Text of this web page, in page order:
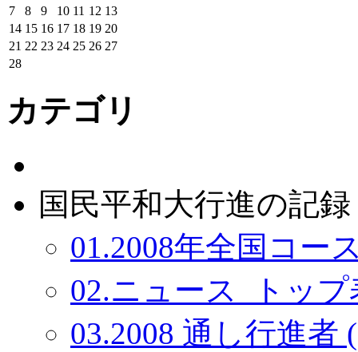
7
8 9 10 11 12 13
14 15 16 17 18 19 20
21 22 23 24 25 26 27
28
カテゴリ
国民平和大行進の記録
01.2008年全国コー
02.ニュース_トップ
03.2008 通し行進者